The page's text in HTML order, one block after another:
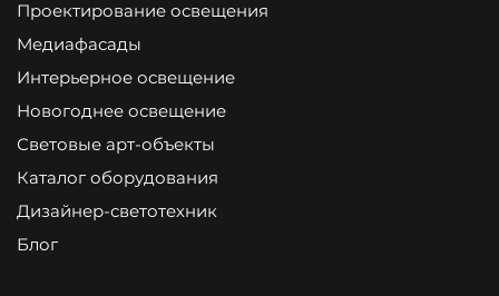
Проектирование освещения
Медиафасады
Интерьерное освещение
Новогоднее освещение
Световые арт-объекты
Каталог оборудования
Дизайнер-светотехник
Блог